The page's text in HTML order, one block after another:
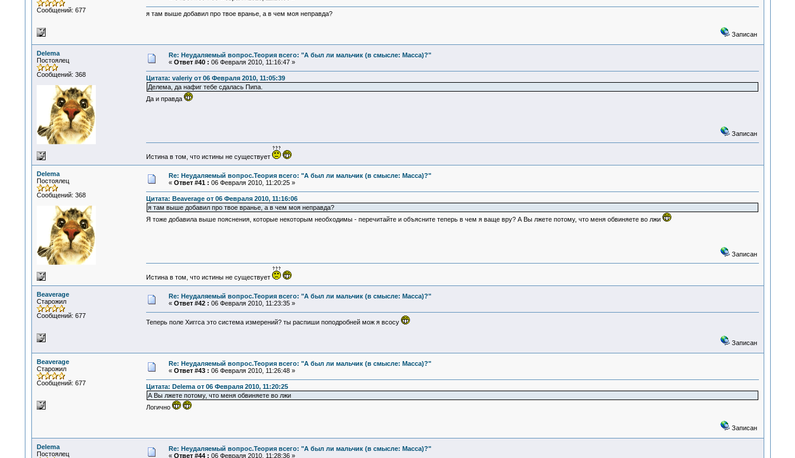
Сообщений: 677
я там выше добавил про твое вранье, а в чем моя неправда?
Записан
Delema
Постоялец
Сообщений: 368
Re: Неудаляемый вопрос.Теория всего: "А был ли мальчик (в смысле: Масса)?"
« Ответ #40 : 06 Февраля 2010, 11:16:47 »
Цитата: valeriy от 06 Февраля 2010, 11:05:39
Делема, да нафиг тебе сдалась Пипа.
Да и правда
Записан
Истина в том, что истины не существует
Delema
Постоялец
Сообщений: 368
Re: Неудаляемый вопрос.Теория всего: "А был ли мальчик (в смысле: Масса)?"
« Ответ #41 : 06 Февраля 2010, 11:20:25 »
Цитата: Beaverage от 06 Февраля 2010, 11:16:06
я там выше добавил про твое вранье, а в чем моя неправда?
Я тоже добавила выше пояснения, которые некоторым необходимы - перечитайте и объясните теперь в чем я ваще вру? А Вы лжете потому, что меня обвиняете во лжи
Записан
Истина в том, что истины не существует
Beaverage
Старожил
Сообщений: 677
Re: Неудаляемый вопрос.Теория всего: "А был ли мальчик (в смысле: Масса)?"
« Ответ #42 : 06 Февраля 2010, 11:23:35 »
Теперь поле Хиггса это система измерений? ты распиши поподробней мож я всосу
Записан
Beaverage
Старожил
Сообщений: 677
Re: Неудаляемый вопрос.Теория всего: "А был ли мальчик (в смысле: Масса)?"
« Ответ #43 : 06 Февраля 2010, 11:26:48 »
Цитата: Delema от 06 Февраля 2010, 11:20:25
А Вы лжете потому, что меня обвиняете во лжи
Логично
Записан
Delema
Постоялец
Re: Неудаляемый вопрос.Теория всего: "А был ли мальчик (в смысле: Масса)?"
« Ответ #44 : 06 Февраля 2010, 11:28:36 »